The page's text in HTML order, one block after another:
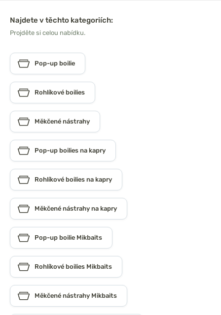
Najdete v těchto kategoriích:
Projděte si celou nabídku.
Pop-up boilie
Rohlíkové boilies
Měkčené nástrahy
Pop-up boilies na kapry
Rohlíkové boilies na kapry
Měkčené nástrahy na kapry
Pop-up boilie Mikbaits
Rohlíkové boilies Mikbaits
Měkčené nástrahy Mikbaits